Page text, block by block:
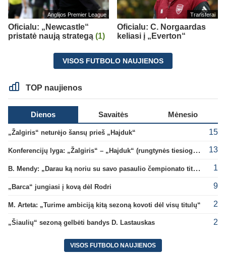
Anglijos Premier League
Oficialu: „Newcastle“
pristatė naują strategą (1)
Transferai
Oficialu: C. Norgaardas
keliasi į „Everton“
VISOS FUTBOLO NAUJIENOS
TOP naujienos
Dienos Savaitės Mėnesio
„Žalgiris“ neturėjo šansų prieš „Hajduk“ 15
Konferencijų lyga: „Žalgiris“ – „Hajduk“ (rungtynės tiesiogiai) 13
B. Mendy: „Darau ką noriu su savo pasaulio čempionato titulu“ 1
„Barca“ jungiasi į kovą dėl Rodri 9
M. Arteta: „Turime ambiciją kitą sezoną kovoti dėl visų titulų“ 2
„Šiaulių“ sezoną gelbėti bandys D. Lastauskas 2
VISOS FUTBOLO NAUJIENOS